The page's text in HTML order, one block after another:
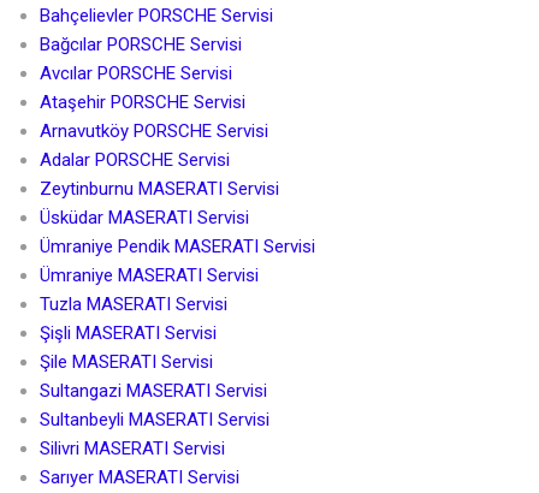
Bahçelievler PORSCHE Servisi
Bağcılar PORSCHE Servisi
Avcılar PORSCHE Servisi
Ataşehir PORSCHE Servisi
Arnavutköy PORSCHE Servisi
Adalar PORSCHE Servisi
Zeytinburnu MASERATI Servisi
Üsküdar MASERATI Servisi
Ümraniye Pendik MASERATI Servisi
Ümraniye MASERATI Servisi
Tuzla MASERATI Servisi
Şişli MASERATI Servisi
Şile MASERATI Servisi
Sultangazi MASERATI Servisi
Sultanbeyli MASERATI Servisi
Silivri MASERATI Servisi
Sarıyer MASERATI Servisi